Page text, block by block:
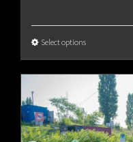
Select options